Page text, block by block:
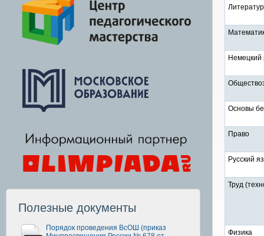
Полезные документы
Порядок проведения ВсОШ (приказ
Немецкий
Основы
Право
Русский
Труд
Физика